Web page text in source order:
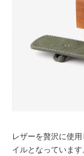
レザーを贅沢に使
イルとなっています。